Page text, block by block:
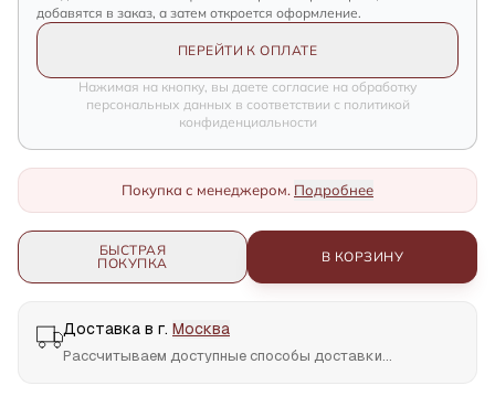
добавятся в заказ, а затем откроется оформление.
ПЕРЕЙТИ К ОПЛАТЕ
Нажимая на кнопку, вы даете согласие на обработку
персональных данных в соответствии с политикой
конфиденциальности
Покупка с менеджером. Подробнее
БЫСТРАЯ
ПОКУПКА
В КОРЗИНУ
Доставка в г. Москва
Рассчитываем доступные способы доставки...